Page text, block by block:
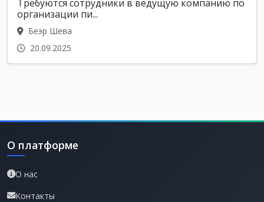
Требуются сотрудники в ведущую компанию по
организации пи...
Беэр Шева
20.09.2025
О платформе
О нас
Контакты